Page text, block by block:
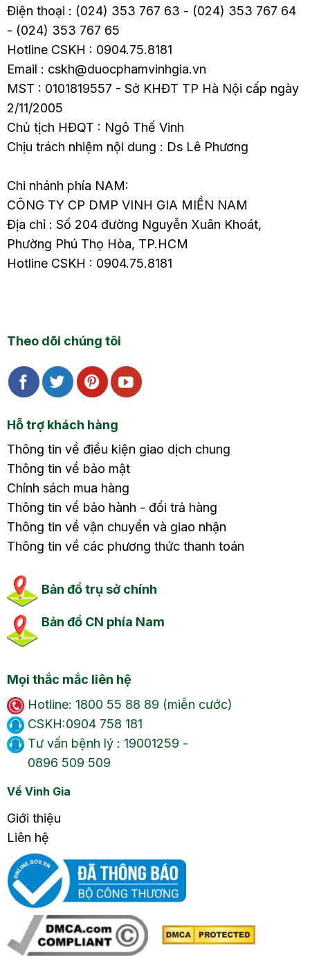
Điện thoại : (024) 353 767 63 - (024) 353 767 64
- (024) 353 767 65
Hotline CSKH : 0904.75.8181
Email : cskh@duocphamvinhgia.vn
MST : 0101819557 - Sở KHĐT TP Hà Nội cấp ngày
2/11/2005
Chủ tịch HĐQT : Ngô Thế Vinh
Chịu trách nhiệm nội dung : Ds Lê Phương
Chi nhánh phía NAM:
CÔNG TY CP DMP VINH GIA MIỀN NAM
Địa chỉ : Số 204 đường Nguyễn Xuân Khoát,
Phường Phú Thọ Hòa, TP.HCM
Hotline CSKH : 0904.75.8181
Theo dõi chúng tôi
Hỗ trợ khách hàng
Thông tin về điều kiện giao dịch chung
Thông tin về bảo mật
Chính sách mua hàng
Thông tin về bảo hành - đổi trả hàng
Thông tin về vận chuyển và giao nhận
Thông tin về các phương thức thanh toán
Bản đồ trụ sở chính
Bản đồ CN phía Nam
Mọi thắc mắc liên hệ
Hotline: 1800 55 88 89 (miễn cước)
CSKH:0904 758 181
Tư vấn bệnh lý : 19001259 -
0896 509 509
Về Vinh Gia
Giới thiệu
Liên hệ